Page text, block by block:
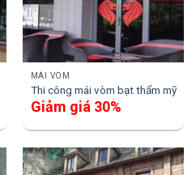
MÁI VÒM
Thi công mái vòm bạt thẩm mỹ
Giảm giá 30%